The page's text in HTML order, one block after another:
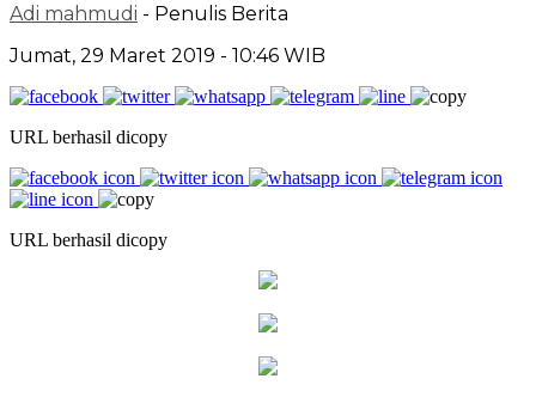
Adi mahmudi - Penulis Berita
Jumat, 29 Maret 2019 - 10:46 WIB
URL berhasil dicopy
URL berhasil dicopy